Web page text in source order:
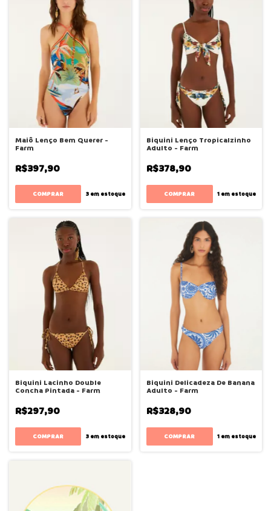
Maiô Lenço Bem Querer -
Farm
R$397,90
COMPRAR 3em estoque
Biquini Lenço Tropicalzinho
Adulto - Farm
R$378,90
COMPRAR 1 em estoque
Biquini Lacinho Double
Concha Pintada - Farm
R$297,90
COMPRAR 3em estoque
Biquini Delicadeza De Banana
Adulto - Farm
R$328,90
COMPRAR 1 em estoque